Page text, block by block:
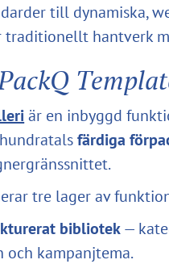
till dynamiska,
traditionellt hantverk
är en inbyggd
färdiga
tre lager av
bibliotek—
och kampanjtema.